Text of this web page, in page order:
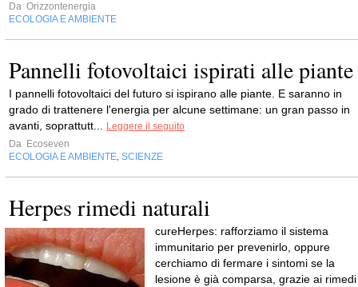
Da Orizzontenergia
ECOLOGIA E AMBIENTE
Pannelli fotovoltaici ispirati alle piante
I pannelli fotovoltaici del futuro si ispirano alle piante. E saranno in
grado di trattenere l'energia per alcune settimane: un gran passo in
avanti, soprattutt... Leggere il seguito
Da Ecoseven
ECOLOGIA E AMBIENTE, SCIENZE
Herpes rimedi naturali
cureHerpes: rafforziamo il sistema
immunitario per prevenirlo, oppure
cerchiamo di fermare i sintomi se la
lesione è già comparsa, grazie ai rimedi